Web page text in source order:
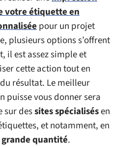
votre étiquette en
pour un projet
plusieurs options s’offrent
il est assez simple et
cette action tout en
résultat. Le meilleur
puisse vous donner sera
sur dessitesspécialisésen
et notamment, en
grandequantité.